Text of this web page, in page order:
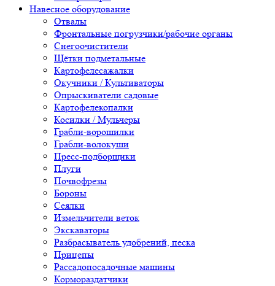
Навесное оборудование
Отвалы
Фронтальные погрузчики/рабочие органы
Снегоочистители
Щётки подметальные
Картофелесажалки
Окучники / Культиваторы
Опрыскиватели садовые
Картофелекопалки
Косилки / Мульчеры
Грабли-ворошилки
Грабли-волокуши
Пресс-подборщики
Плуги
Почвофрезы
Бороны
Сеялки
Измельчители веток
Экскаваторы
Разбрасыватель удобрений, песка
Прицепы
Рассадопосадочные машины
Кормораздатчики